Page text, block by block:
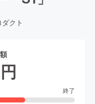
クト
円
終了